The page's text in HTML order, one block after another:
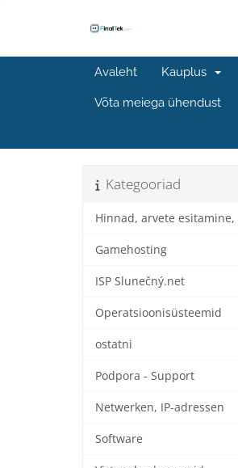
Avaleht Kauplus
Võta meiega ühendust
Kategooriad
Gamehosting
ISP Slunečný.net
Operatsioonisüsteemid
ostatni
Podpora - Support
Netwerken, IP-adressen
Software